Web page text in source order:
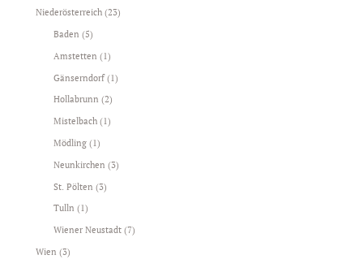
Niederösterreich (23)
Baden (5)
Amstetten (1)
Gänserndorf(1)
Hollabrunn (2)
Mistelbach (1)
Mödling (1)
Neunkirchen (3)
St. Pölten (3)
Tulln (1)
Wiener Neustadt (7)
Wien (3)